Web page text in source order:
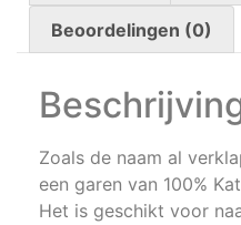
Beoordelingen (0)
Zoals de naam al
een garen van 100%
Het is geschikt voor